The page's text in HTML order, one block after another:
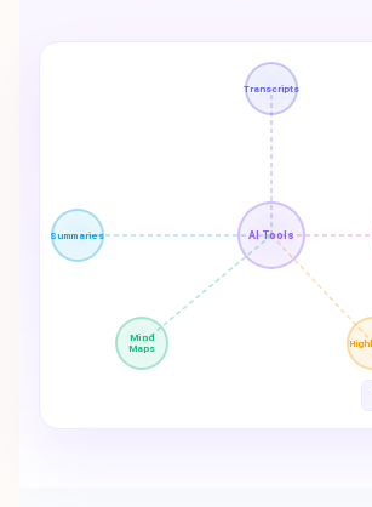
AI Tools
Transcripts
Summaries
Mind
Maps